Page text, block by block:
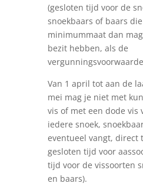
(gesloten tijd voor de
snoekbaars of baars
minimummaat dan
bezit hebben, als de
Van 1 april tot aan de
mei mag je niet met
vis of met een dode vis
iedere snoek,
eventueel vangt, direct
gesloten tijd voor
tijd voor de vissoorten
en baars).